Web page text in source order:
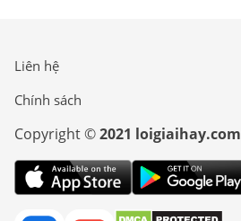
Liên hệ
Chính sách
Copyright ©2021 loigiaihay.com